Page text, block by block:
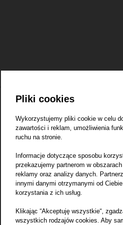
Pliki cookies
Wykorzystujemy pliki cookie w celu
zawartości i reklam, umożliwienia
ruchu na stronie.
Informacje dotyczące sposobu
przekazujemy partnerom w
reklamy oraz analizy danych.
innymi danymi otrzymanymi od
korzystania z ich usług.
Klikając “Akceptuję wszystkie“,
wszystkich rodzajów cookies. Aby